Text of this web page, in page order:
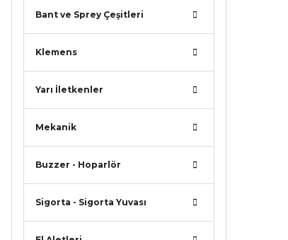
Bant ve Sprey Çeşitleri
Klemens
Yarı İletkenler
Mekanik
Buzzer - Hoparlör
Sigorta - Sigorta Yuvası